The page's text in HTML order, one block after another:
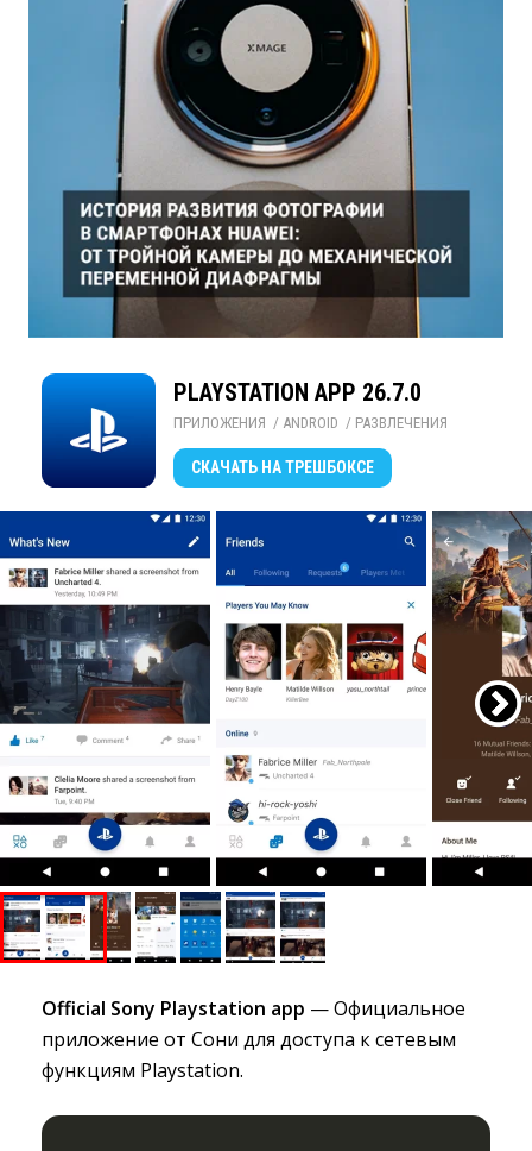
PLAYSTATION APP 26.7.0
ПРИЛОЖЕНИЯ / ANDROID / РАЗВЛЕЧЕНИЯ
СКАЧАТЬ НА ТРЕШБОКСЕ
Official Sony Playstation app — Официальное
приложение от Сони для доступа к сетевым
функциям Playstation.